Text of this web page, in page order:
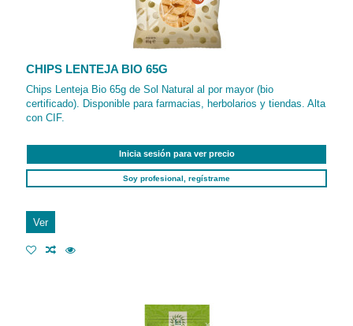
CHIPS LENTEJA BIO 65G
Chips Lenteja Bio 65g de Sol Natural al por mayor (bio
certificado). Disponible para farmacias, herbolarios y tiendas. Alta
con CIF.
Inicia sesión para ver precio
Soy profesional, regístrame
Ver